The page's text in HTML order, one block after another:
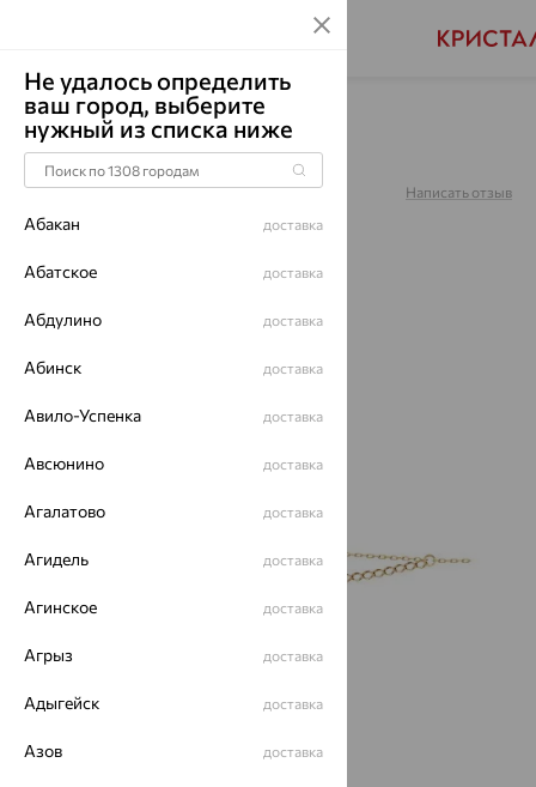
Главная Каталог Браслеты декоративные
Браслет, золото, 051129
Артикул:051129 Написать отзыв
Не удалось определить
ваш город, выберите
нужный из списка ниже
Абакан доставка
Абатское доставка
Абдулино доставка
Абинск доставка
Авило-Успенка доставка
Авсюнино доставка
Агалатово доставка
Агидель доставка
Агинское доставка
Агрыз доставка
Адыгейск доставка
Азов доставка